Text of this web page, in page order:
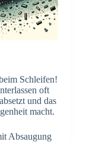
Schleifen!
oft
und das
macht.
Absaugung